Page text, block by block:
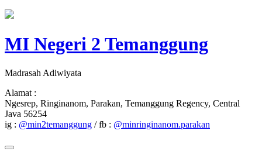
MI Negeri 2 Temanggung
Madrasah Adiwiyata
Alamat :
Ngesrep, Ringinanom, Parakan, Temanggung Regency, Central
Java 56254
ig : @min2temanggung / fb : @minringinanom.parakan